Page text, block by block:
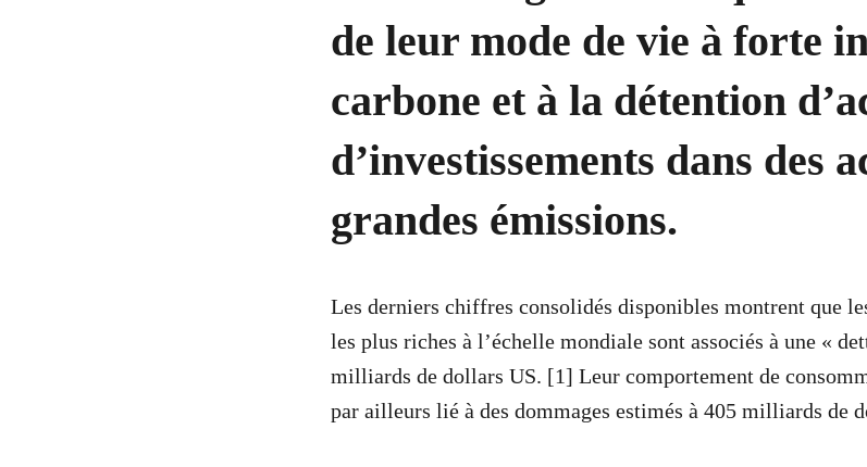
de leur mode de vie à forte
carbone et à la détention
d’investissements dans des
grandes émissions.
Les derniers chiffres consolidés disponibles montrent que
les plus riches à l’échelle mondiale sont associés à une «
milliards de dollars US. [1] Leur comportement de
par ailleurs lié à des dommages estimés à 405 milliards de